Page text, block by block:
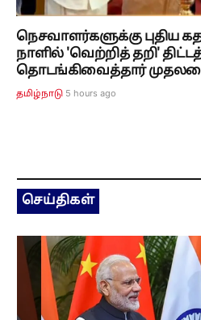
நெசவாளர்களுக்கு புதிய
நாளில் 'வெற்றித் தறி'
தொடங்கிவைத்தார்
தமிழ்நாடு 5 hours ago
செய்திகள்